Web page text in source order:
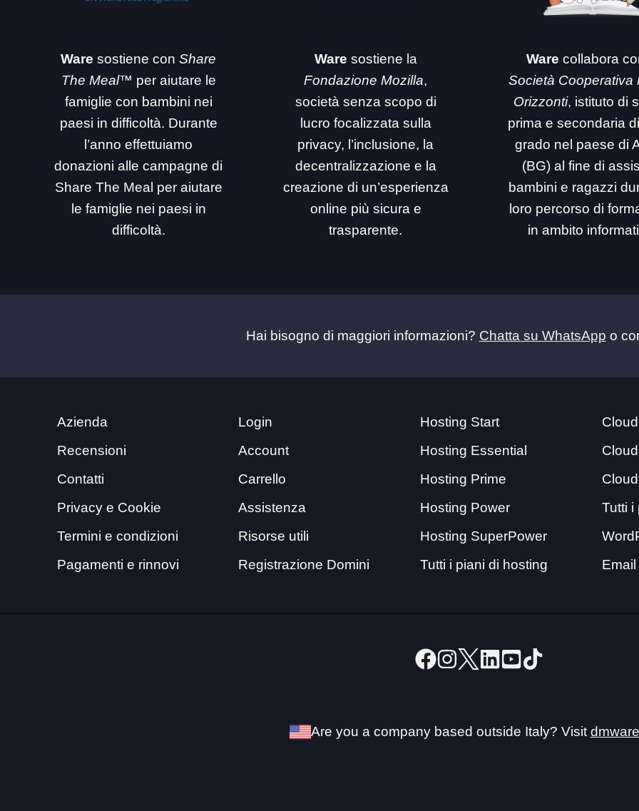
Ware sostiene conShare
The Meal™ per aiutare le
famiglie con bambini nei
paesi in difficoltà. Durante
l’anno effettuiamo
donazioni alle campagne di
Share The Meal per aiutare
le famiglie nei paesi in
difficoltà.
Ware sostiene la
Fondazione Mozilla,
società senza scopo di
lucro focalizzata sulla
privacy, l’inclusione, la
decentralizzazione e la
creazione di un’esperienza
online più sicura e
trasparente.
Ware collabora
Società Cooperativa
Orizzonti, istituto di
prima e secondaria
grado nel paese di
(BG) al fine di
bambini e ragazzi
loro percorso di
in ambito
Hai bisogno di maggiori informazioni? Chatta su WhatsApp o
Azienda
Recensioni
Contatti
Privacy e Cookie
Termini e condizioni
Pagamenti e rinnovi
Login
Account
Carrello
Assistenza
Risorse utili
Registrazione Domini
Hosting Start
Hosting Essential
Hosting Prime
Hosting Power
Hosting SuperPower
Tutti i piani di hosting
Tutti i
Email
Are you a company based outside Italy? Visit